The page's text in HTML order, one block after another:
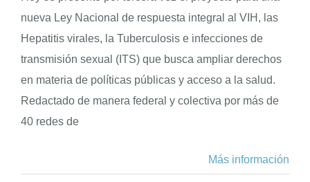
nueva Ley Nacional de respuesta integral al VIH, las
Hepatitis virales, la Tuberculosis e infecciones de
transmisión sexual (ITS) que busca ampliar derechos
en materia de políticas públicas y acceso a la salud.
Redactado de manera federal y colectiva por más de
40 redes de
Más información